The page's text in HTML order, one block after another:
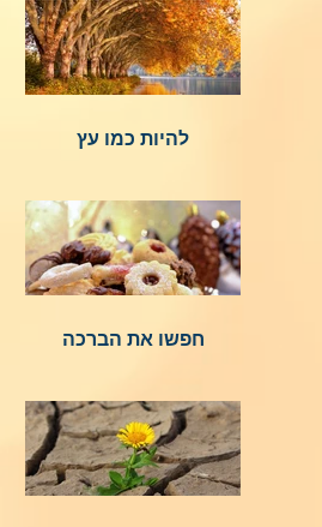
להיות כמו עץ
חפשו את הברכה